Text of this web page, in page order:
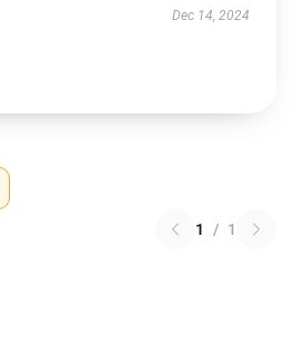
Dec 14, 2024
1 / 1